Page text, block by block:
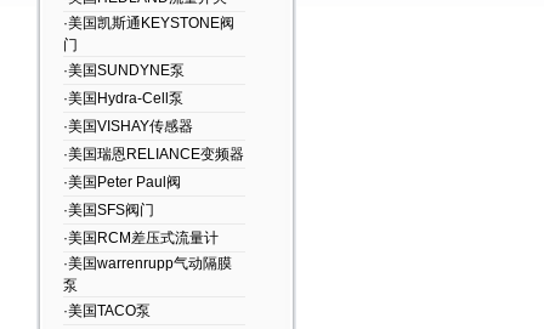
·美国凯斯通KEYSTONE阀
门
·美国SUNDYNE泵
·美国Hydra-Cell泵
·美国VISHAY传感器
·美国瑞恩RELIANCE变频器
·美国Peter Paul阀
·美国SFS阀门
·美国RCM差压式流量计
·美国warrenrupp气动隔膜
泵
·美国TACO泵